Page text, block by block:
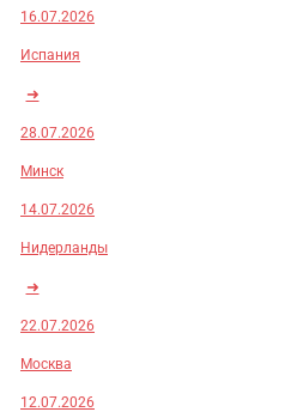
16.07.2026
Испания
➜
28.07.2026
Минск
14.07.2026
Нидерланды
➜
22.07.2026
Москва
12.07.2026